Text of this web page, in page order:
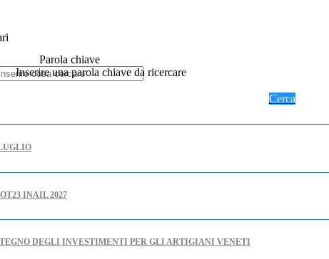
Parola chiave
Inserire una parola chiave da ricercare
Cerca
INAIL 2027
DEGLI INVESTIMENTI PER GLI ARTIGIANI VENETI